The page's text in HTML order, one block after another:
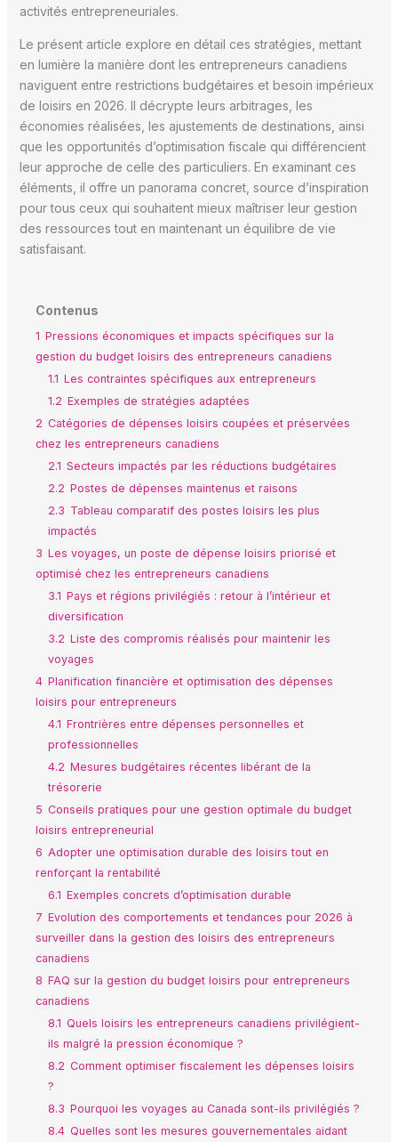
activités entrepreneuriales.
Le présent article explore en détail ces stratégies, mettant
en lumière la manière dont les entrepreneurs canadiens
naviguent entre restrictions budgétaires et besoin impérieux
de loisirs en 2026. Il décrypte leurs arbitrages, les
économies réalisées, les ajustements de destinations, ainsi
que les opportunités d’optimisation fiscale qui différencient
leur approche de celle des particuliers. En examinant ces
éléments, il offre un panorama concret, source d’inspiration
pour tous ceux qui souhaitent mieux maîtriser leur gestion
des ressources tout en maintenant un équilibre de vie
satisfaisant.
Contenus
1 Pressions économiques et impacts spécifiques sur la
gestion du budget loisirs des entrepreneurs canadiens
1.1 Les contraintes spécifiques aux entrepreneurs
1.2 Exemples de stratégies adaptées
2 Catégories de dépenses loisirs coupées et préservées
chez les entrepreneurs canadiens
2.1 Secteurs impactés par les réductions budgétaires
2.2 Postes de dépenses maintenus et raisons
2.3 Tableau comparatif des postes loisirs les plus
impactés
3 Les voyages, un poste de dépense loisirs priorisé et
optimisé chez les entrepreneurs canadiens
3.1 Pays et régions privilégiés : retour à l’intérieur et
diversification
3.2 Liste des compromis réalisés pour maintenir les
voyages
4 Planification financière et optimisation des dépenses
loisirs pour entrepreneurs
4.1 Frontrières entre dépenses personnelles et
professionnelles
4.2 Mesures budgétaires récentes libérant de la
trésorerie
5 Conseils pratiques pour une gestion optimale du budget
loisirs entrepreneurial
6 Adopter une optimisation durable des loisirs tout en
renforçant la rentabilité
6.1 Exemples concrets d’optimisation durable
7 Evolution des comportements et tendances pour 2026 à
surveiller dans la gestion des loisirs des entrepreneurs
canadiens
8 FAQ sur la gestion du budget loisirs pour entrepreneurs
canadiens
8.1 Quels loisirs les entrepreneurs canadiens privilégient-
ils malgré la pression économique ?
8.2 Comment optimiser fiscalement les dépenses loisirs
?
8.3 Pourquoi les voyages au Canada sont-ils privilégiés ?
8.4 Quelles sont les mesures gouvernementales aidant